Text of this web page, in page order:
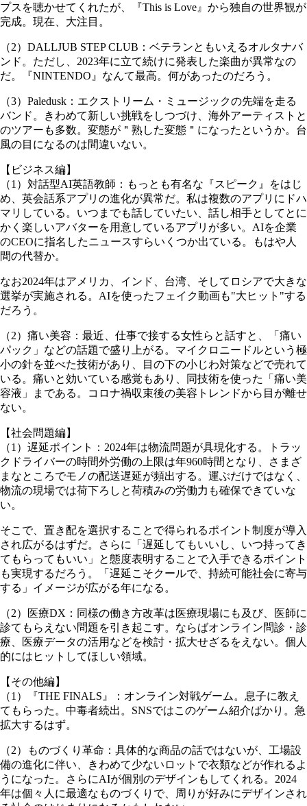
プスを聴かせてくれたが、『This is Love』から独自の世界観が
完成。現在、大注目。
（2）DALLJUB STEP CLUB：ベテランともいえるオルタナバ
ンド。ただし、2023年に立て続けに発表した楽曲が異常なの
だ。『NINTENDO』なんて最高。何があったのだろう。
（3）Paledusk：エクストリーム・ミュージックの先端を走る
バンド。きわめて新しい挑戦をしつづけ、海外アーティストと
のツアーも多数。変態が＂熟した変態＂になったというか。台
風の目になるのは間違いない。
【ビジネス編】
（1）対話型AI英語教師：もっとも有名な『スピーク』をはじ
め、英会話系アプリの進化が異常だ。私は複数のアプリにドハ
マリしている。いつまでも話していたい、話し相手としてとに
かく楽しいアバターを用意しているアプリが多い。AIを企業
のCEOに指名したニュースすらいくつか出ている。もはや人
間の代替か。
なお2024年はアメリカ、インド、台湾、そしてロシアで大きな
選挙が実施される。AIを使ったフェイク動画も"大ヒット"する
だろう。
（2）痛い美容：最近、仕事で接する女性らと話すと、「痛い
パック」などの話題で盛り上がる。マイクロニードルという極
小の針を並べた技術があり、目の下の小じわ対策などで売れて
いる。痛いと効いている感覚もあり、同技術を使った「痛い美
容液」まである。コロナ禍収束後の美容トレンドから目が離せ
ない。
【社会問題編】
（1）遅延ポイント：2024年は物流問題が具現化する。トラッ
クドライバーの時間外労働の上限は年960時間となり、さまざ
まなところでモノの配送遅延が頻出する。運ぶだけではなく、
物流の現場では荷下ろしと荷積みの労働力も確保できていな
い。
そこで、置き配を選択することで得られるポイント制度が導入
され広がるはずだ。さらに「遅延してもいいし、いつ持ってき
てもらってもいい」と態度表明することで入手できるポイント
も実現するだろう。「遅延こそクールで、持続可能社会に寄与
する」イメージが広がる年になる。
（2）医療DX：同様の働き方改革は医療現場にも及び、医師に
診てもらえない問題を引き起こす。ならばオンライン問診・診
療、医療データの活用などを検討・拡大せざるをえない。個人
的にはヒットしてほしい領域。
【その他編】
（1）『THE FINALS』：オンライン対戦ゲーム。息子に教え
てもらった。中毒者続出。SNSではこのゲーム紹介ばかり。急
拡大するはず。
（2）ものづくり革命：具体的な商品の話ではないが、工場設
備の進化に伴い、きわめて少ないロットで衣類などが作れるよ
うになった。さらにAIが個別のデザインもしてくれる。2024
年は個々人に最適なものづくりで、周りが好みにデザインされ